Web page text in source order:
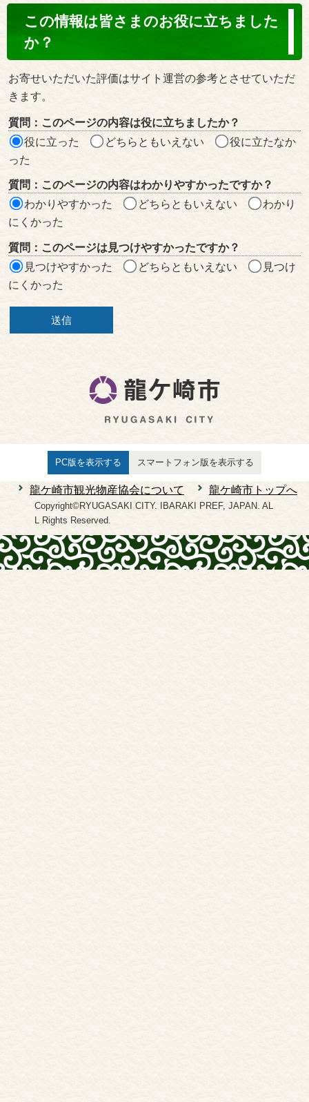
ン
ン
ツ
評
価
ア
この情報は皆さまのお役に立ちました
か？
お寄せいただいた評価はサイト運営の参考とさせていただ
きます。
質問：このページの内容は役に立ちましたか？
役に立った
どちらともいえない
役に立たなか
った
質問：このページの内容はわかりやすかったですか？
わかりやすかった
どちらともいえない
わかり
にくかった
質問：このページは見つけやすかったですか？
見つけやすかった
どちらともいえない
見つけ
にくかった
PC版を表示する スマートフォン版を表示する
龍ケ崎市観光物産協会について 龍ケ崎市トップへ
Copyright©RYUGASAKI CITY. IBARAKI PREF, JAPAN. AL
L Rights Reserved.